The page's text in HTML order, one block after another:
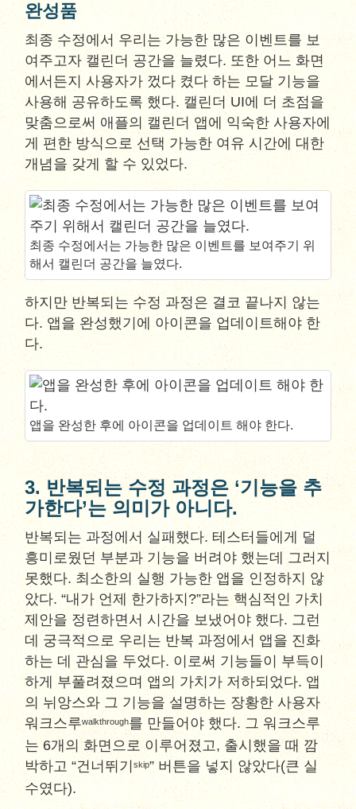
완성품
최종 수정에서 우리는 가능한 많은 이벤트를 보
여주고자 캘린더 공간을 늘렸다. 또한 어느 화면
에서든지 사용자가 껐다 켰다 하는 모달 기능을
사용해 공유하도록 했다. 캘린더 UI에 더 초점을
맞춤으로써 애플의 캘린더 앱에 익숙한 사용자에
게 편한 방식으로 선택 가능한 여유 시간에 대한
개념을 갖게 할 수 있었다.
최종 수정에서는 가능한 많은 이벤트를 보여주기 위
해서 캘린더 공간을 늘였다.
하지만 반복되는 수정 과정은 결코 끝나지 않는
다. 앱을 완성했기에 아이콘을 업데이트해야 한
다.
앱을 완성한 후에 아이콘을 업데이트 해야 한다.
3. 반복되는 수정 과정은 ‘기능을 추
가한다’는 의미가 아니다.
반복되는 과정에서 실패했다. 테스터들에게 덜
흥미로웠던 부분과 기능을 버려야 했는데 그러지
못했다. 최소한의 실행 가능한 앱을 인정하지 않
았다. “내가 언제 한가하지?”라는 핵심적인 가치
제안을 정련하면서 시간을 보냈어야 했다. 그런
데 궁극적으로 우리는 반복 과정에서 앱을 진화
하는 데 관심을 두었다. 이로써 기능들이 부득이
하게 부풀려졌으며 앱의 가치가 저하되었다. 앱
의 뉘앙스와 그 기능을 설명하는 장황한 사용자
워크스루walkthrough를 만들어야 했다. 그 워크스루
는 6개의 화면으로 이루어졌고, 출시했을 때 깜
박하고 “건너뛰기skip” 버튼을 넣지 않았다(큰 실
수였다).